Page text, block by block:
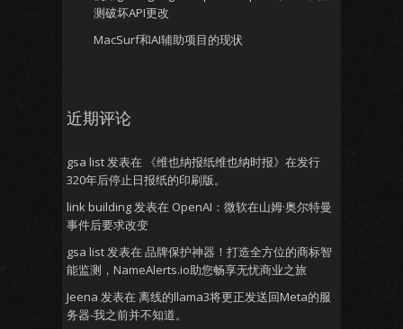
测破坏API更改
MacSurf和AI辅助项目的现状
近期评论
gsa list发表在
《维也纳报纸维也纳时报》在发行
320年后停止日报纸的印刷版。
link building发表在 OpenAI：微软在山姆·奥尔特曼
事件后要求改变
gsa list发表在 品牌保护神器！打造全方位的商标智
能监测，NameAlerts.io助您畅享无忧商业之旅
Jeena 发表在 离线的llama3将更正发送回Meta的服
务器-我之前并不知道。